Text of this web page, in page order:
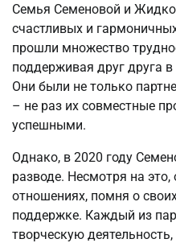
Семья Семеновой и
счастливых и
прошли множество
поддерживая друг друга
Они были не только
– не раз их совместные
успешными.
Однако, в 2020 году
разводе. Несмотря на
отношениях, помня о
поддержке. Каждый из
творческую